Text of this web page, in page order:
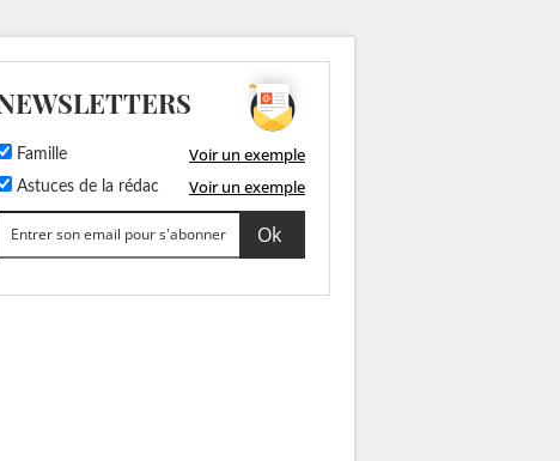
Famille Voir un exemple
Astuces de la rédac Voir un exemple